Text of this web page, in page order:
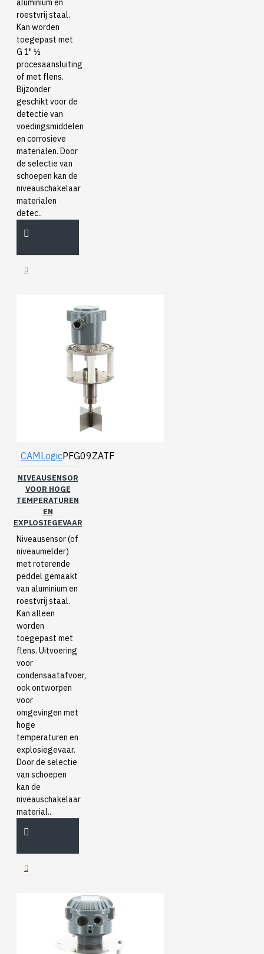
aluminium en
roestvrij staal.
Kan worden
toegepast met
G 1" ½
procesaansluiting
of met flens.
Bijzonder
geschikt voor de
detectie van
voedingsmiddelen
en corrosieve
materialen. Door
de selectie van
schoepen kan de
niveauschakelaar
materialen
detec..
CAMLogicPFG09ZATF
NIVEAUSENSOR
VOOR HOGE
TEMPERATUREN
EN
EXPLOSIEGEVAAR
Niveausensor (of
niveaumelder)
met roterende
peddel gemaakt
van aluminium en
roestvrij staal.
Kan alleen
worden
toegepast met
flens. Uitvoering
voor
condensaatafvoer,
ook ontworpen
voor
omgevingen met
hoge
temperaturen en
explosiegevaar.
Door de selectie
van schoepen
kan de
niveauschakelaar
material..